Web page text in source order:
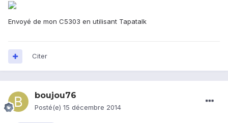
Envoyé de mon C5303 en utilisant Tapatalk
Citer
boujou76
Posté(e) 15 décembre 2014